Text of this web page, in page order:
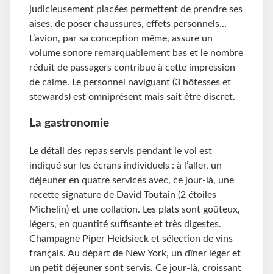
judicieusement placées permettent de prendre ses
aises, de poser chaussures, effets personnels…
L’avion, par sa conception même, assure un
volume sonore remarquablement bas et le nombre
réduit de passagers contribue à cette impression
de calme. Le personnel naviguant (3 hôtesses et
stewards) est omniprésent mais sait être discret.
La gastronomie
Le détail des repas servis pendant le vol est
indiqué sur les écrans individuels : à l’aller, un
déjeuner en quatre services avec, ce jour-là, une
recette signature de David Toutain (2 étoiles
Michelin) et une collation. Les plats sont goûteux,
légers, en quantité suffisante et très digestes.
Champagne Piper Heidsieck et sélection de vins
français. Au départ de New York, un dîner léger et
un petit déjeuner sont servis. Ce jour-là, croissant